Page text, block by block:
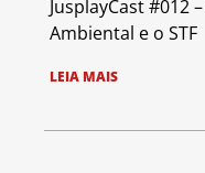
JusplayCast #012
Ambiental e o STF
LEIA MAIS